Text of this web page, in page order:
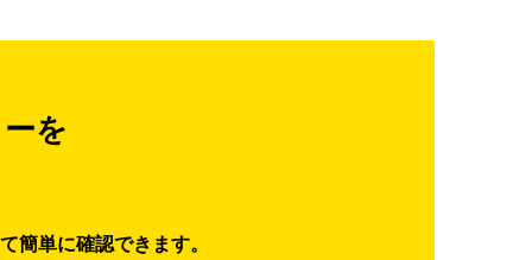
を
簡単に確認できます。